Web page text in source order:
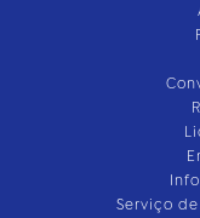
Serviço